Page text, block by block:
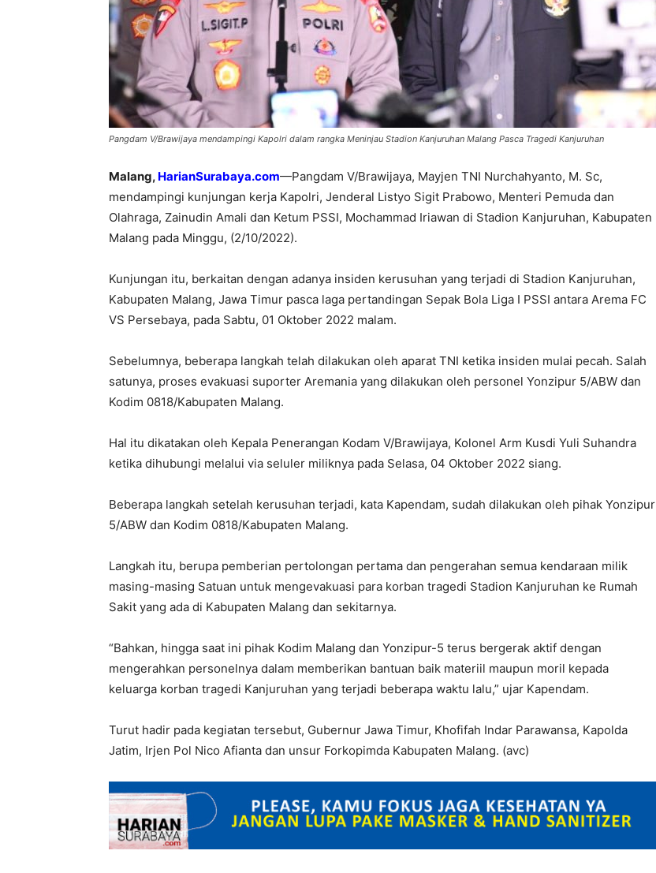
Pangdam V/Brawijaya mendampingi Kapolri dalam rangka Meninjau Stadion Kanjuruhan Malang Pasca Tragedi Kanjuruhan
Malang, HarianSurabaya.com—Pangdam V/Brawijaya, Mayjen TNI Nurchahyanto, M. Sc,
mendampingi kunjungan kerja Kapolri, Jenderal Listyo Sigit Prabowo, Menteri Pemuda dan
Olahraga, Zainudin Amali dan Ketum PSSI, Mochammad Iriawan di Stadion Kanjuruhan, Kabupaten
Malang pada Minggu, (2/10/2022).
Kunjungan itu, berkaitan dengan adanya insiden kerusuhan yang terjadi di Stadion Kanjuruhan,
Kabupaten Malang, Jawa Timur pasca laga pertandingan Sepak Bola Liga I PSSI antara Arema FC
VS Persebaya, pada Sabtu, 01 Oktober 2022 malam.
Sebelumnya, beberapa langkah telah dilakukan oleh aparat TNI ketika insiden mulai pecah. Salah
satunya, proses evakuasi suporter Aremania yang dilakukan oleh personel Yonzipur 5/ABW dan
Kodim 0818/Kabupaten Malang.
Hal itu dikatakan oleh Kepala Penerangan Kodam V/Brawijaya, Kolonel Arm Kusdi Yuli Suhandra
ketika dihubungi melalui via seluler miliknya pada Selasa, 04 Oktober 2022 siang.
Beberapa langkah setelah kerusuhan terjadi, kata Kapendam, sudah dilakukan oleh pihak Yonzipur
5/ABW dan Kodim 0818/Kabupaten Malang.
Langkah itu, berupa pemberian pertolongan pertama dan pengerahan semua kendaraan milik
masing-masing Satuan untuk mengevakuasi para korban tragedi Stadion Kanjuruhan ke Rumah
Sakit yang ada di Kabupaten Malang dan sekitarnya.
“Bahkan, hingga saat ini pihak Kodim Malang dan Yonzipur-5 terus bergerak aktif dengan
mengerahkan personelnya dalam memberikan bantuan baik materiil maupun moril kepada
keluarga korban tragedi Kanjuruhan yang terjadi beberapa waktu lalu,” ujar Kapendam.
Turut hadir pada kegiatan tersebut, Gubernur Jawa Timur, Khofifah Indar Parawansa, Kapolda
Jatim, Irjen Pol Nico Afianta dan unsur Forkopimda Kabupaten Malang. (avc)